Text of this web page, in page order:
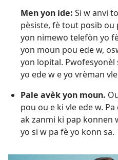
Men yon ide: Si w anvi
pèsiste, fè tout posib ou
yon nimewo telefòn yo
yon moun pou ede w,
yon lopital.
yo ede w e yo vrèman
Pale avèk yon moun.
pou ou e ki vle ede w.
ak zanmi ki pap konnen
yo si w pa fè yo konn sa.